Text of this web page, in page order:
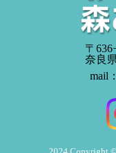
〒
奈良
mail